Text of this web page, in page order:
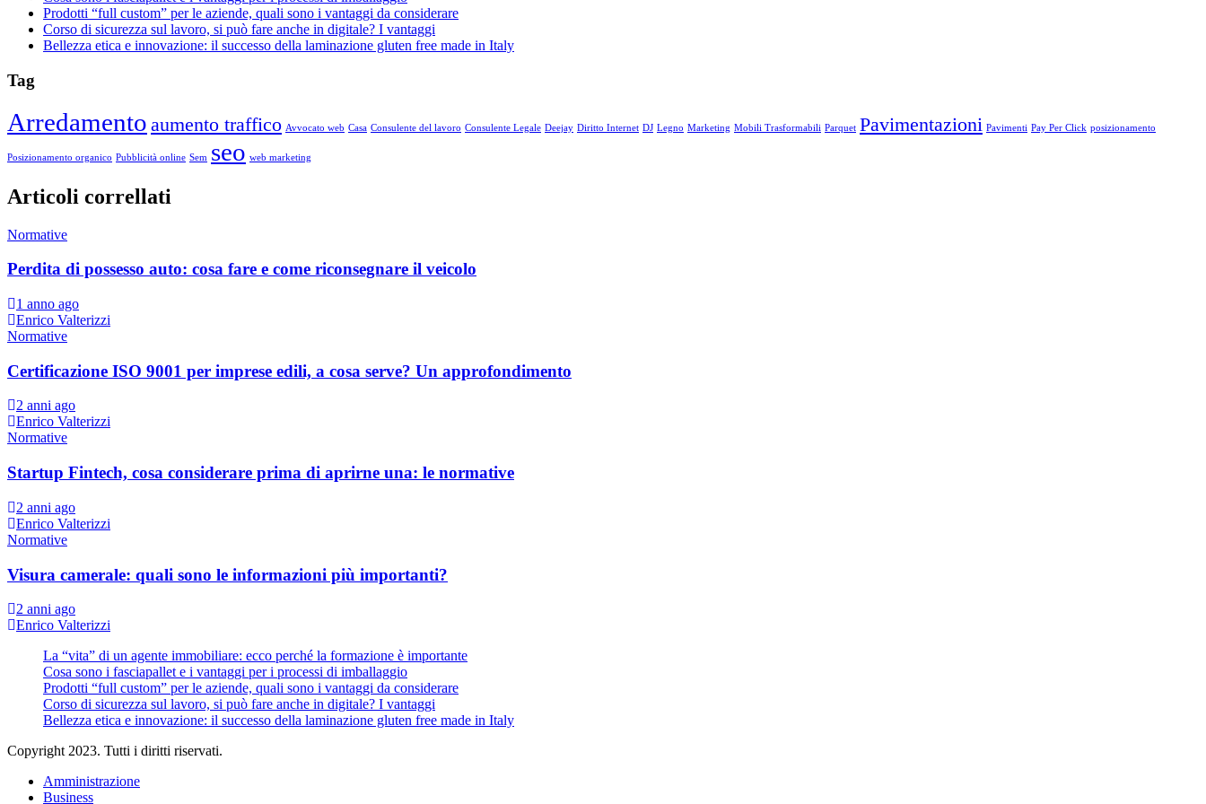
Prodotti “full custom” per le aziende, quali sono i vantaggi da considerare
Corso di sicurezza sul lavoro, si può fare anche in digitale? I vantaggi
Bellezza etica e innovazione: il successo della laminazione gluten free made in Italy
Tag
Arredamento aumento traffico Avvocato web Casa Consulente del lavoro Consulente Legale Deejay Diritto Internet DJ Legno Marketing Mobili Trasformabili Parquet Pavimentazioni Pavimenti Pay Per Click posizionamento
Posizionamento organico Pubblicità online Sem seo web marketing
Articoli correllati
Normative
Perdita di possesso auto: cosa fare e come riconsegnare il veicolo
1 anno ago
Enrico Valterizzi
Normative
Certificazione ISO 9001 per imprese edili, a cosa serve? Un approfondimento
2 anni ago
Enrico Valterizzi
Normative
Startup Fintech, cosa considerare prima di aprirne una: le normative
2 anni ago
Enrico Valterizzi
Normative
Visura camerale: quali sono le informazioni più importanti?
2 anni ago
Enrico Valterizzi
La “vita” di un agente immobiliare: ecco perché la formazione è importante
Cosa sono i fasciapallet e i vantaggi per i processi di imballaggio
Prodotti “full custom” per le aziende, quali sono i vantaggi da considerare
Corso di sicurezza sul lavoro, si può fare anche in digitale? I vantaggi
Bellezza etica e innovazione: il successo della laminazione gluten free made in Italy
Copyright 2023. Tutti i diritti riservati.
Amministrazione
Business